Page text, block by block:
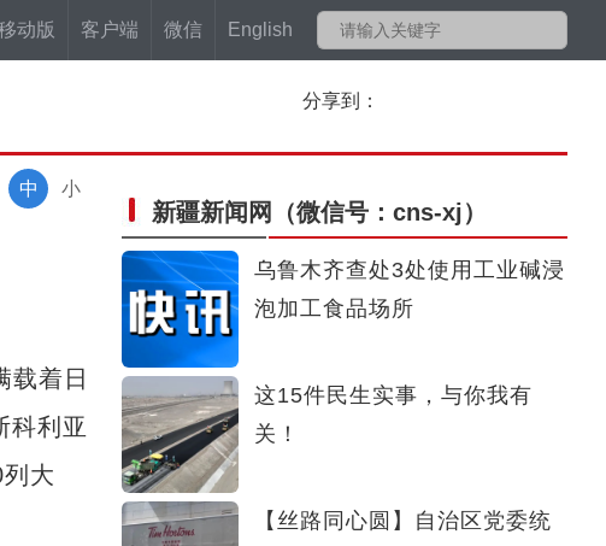
动版 客户端 微信 English
分享到：
小
中
着日
科利亚
大
新疆新闻网 （微信号：cns-xj）
乌鲁木齐查处3处使用工业碱浸
泡加工食品场所
这15件民生实事，与你我有
关！
【丝路同心圆】自治区党委统